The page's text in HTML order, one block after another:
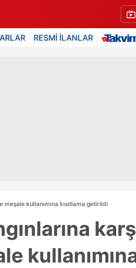
RESMİ İLANLAR
kullanımına kısıtlama getirildi